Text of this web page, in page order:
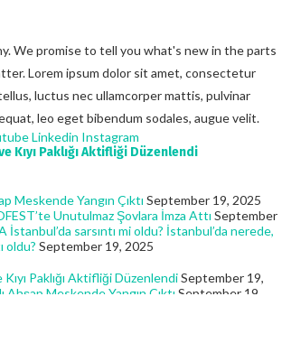
We promise to tell you what's new in the parts
Lorem ipsum dolor sit amet, consectetur
luctus nec ullamcorper mattis, pulvinar
leo eget bibendum sodales, augue velit.
Linkedin Instagram
Kıyı Paklığı Aktifliği Düzenlendi
Meskende Yangın Çıktı September 19, 2025
Unutulmaz Şovlara İmza Attı September
İstanbul’da sarsıntı mi oldu? İstanbul’da nerede,
oldu? September 19, 2025
Kıyı Paklığı Aktifliği DüzenlendiSeptember 19,
Ahşap Meskende Yangın Çıktı September 19,